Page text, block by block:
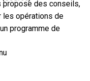
propose des conseils,
les opérations de
programme de